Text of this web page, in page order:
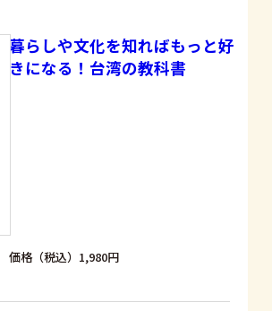
暮らしや文化を知ればもっと好
きになる！台湾の教科書
価格（税込）1,980円